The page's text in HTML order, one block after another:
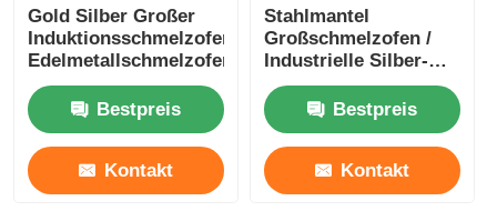
Gold Silber Großer
Induktionsschmelzofen,
Edelmetallschmelzofen
Bestpreis
Kontakt
Stahlmantel
Großschmelzofen /
Industrielle Silber-
Schmelzanlage
1400KWBestpreis
Kontakt